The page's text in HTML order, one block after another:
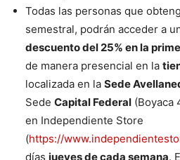
Todas las personas que
semestral, podrán acceder a
descuento del 25% en la
de manera presencial en la
localizada en la Sede
Sede Capital Federal (Boyaca
en Independiente Store
(https://
días jueves de cada semana.